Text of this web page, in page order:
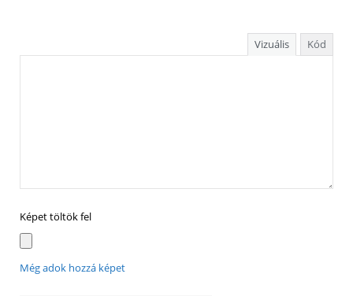
Vizuális Kód
Képet töltök fel
Még adok hozzá képet